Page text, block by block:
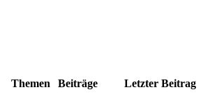
Themen Beiträge Letzter Beitrag